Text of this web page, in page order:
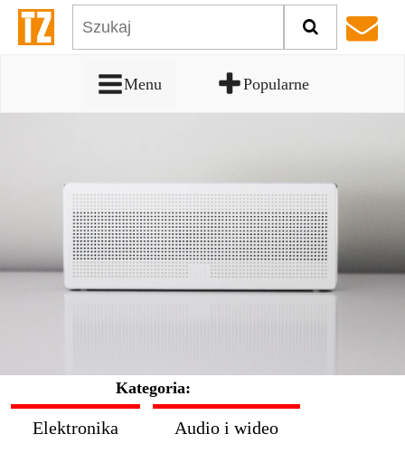
Menu Popularne
Kategoria:
Elektronika Audio i wideo